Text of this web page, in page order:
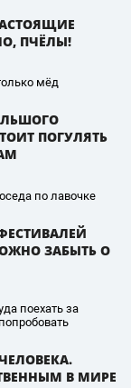
ПЧЁЛЫ!
мёд
ПОГУЛЯТЬ
по лавочке
ЗАБЫТЬ О
поехать за
В МИРЕ